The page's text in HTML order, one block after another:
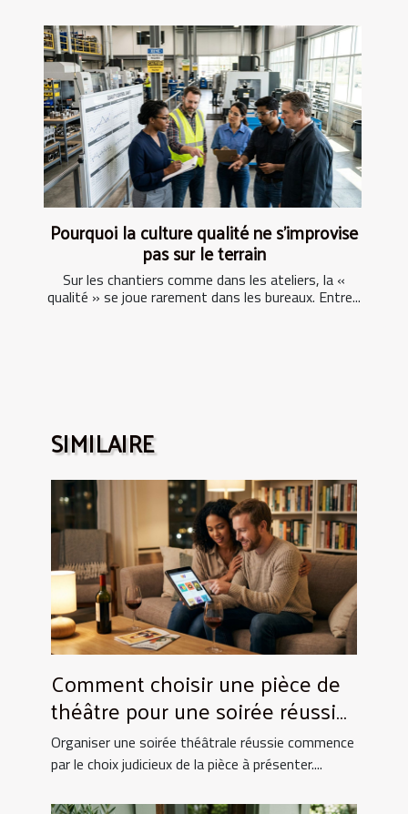
Pourquoi la culture qualité ne s’improvise
pas sur le terrain
Sur les chantiers comme dans les ateliers, la «
qualité » se joue rarement dans les bureaux. Entre...
SIMILAIRE
Comment choisir une pièce de
théâtre pour une soirée réussie
?
Organiser une soirée théâtrale réussie commence
par le choix judicieux de la pièce à présenter....